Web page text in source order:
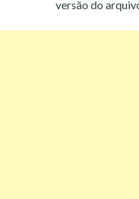
versão do